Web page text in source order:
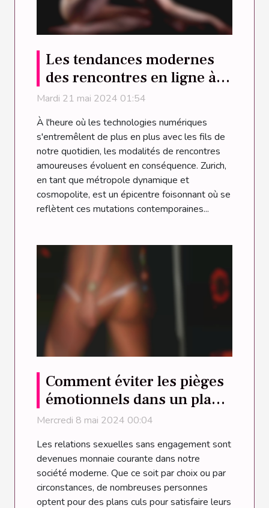
Les tendances modernes
des rencontres en ligne à
Zurich
Mardi 21 mai 2024 01:54
À l'heure où les technologies numériques
s'entremêlent de plus en plus avec les fils de
notre quotidien, les modalités de rencontres
amoureuses évoluent en conséquence. Zurich,
en tant que métropole dynamique et
cosmopolite, est un épicentre foisonnant où se
reflètent ces mutations contemporaines...
Comment éviter les pièges
émotionnels dans un plan
cul ?
Mercredi 8 mai 2024 00:04
Les relations sexuelles sans engagement sont
devenues monnaie courante dans notre
société moderne. Que ce soit par choix ou par
circonstances, de nombreuses personnes
optent pour des plans culs pour satisfaire leurs